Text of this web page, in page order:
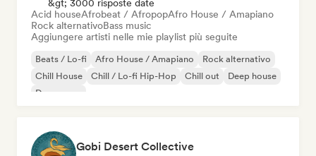
&gt; 3000 risposte date
Acid houseAfrobeat / AfropopAfro House / Amapiano
Rock alternativoBass music
Aggiungere artisti nelle mie playlist più seguite
Beats / Lo-fi Afro House / Amapiano
Rock alternativo
Chill House
Chill / Lo-fi Hip-Hop Chill out
Deep house
Dream pop
Gobi Desert Collective